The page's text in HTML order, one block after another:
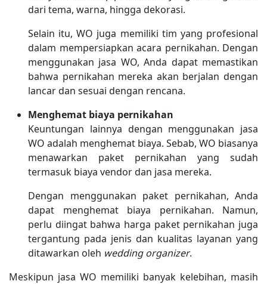
dari tema, warna, hingga dekorasi.
Selain itu, WO juga memiliki tim yang profesional
dalam mempersiapkan acara pernikahan. Dengan
menggunakan jasa WO, Anda dapat memastikan
bahwa pernikahan mereka akan berjalan dengan
lancar dan sesuai dengan rencana.
Menghemat biaya pernikahan
Keuntungan lainnya dengan menggunakan jasa
WO adalah menghemat biaya. Sebab, WO biasanya
menawarkan paket pernikahan yang sudah
termasuk biaya vendor dan jasa mereka.
Dengan menggunakan paket pernikahan, Anda
dapat menghemat biaya pernikahan. Namun,
perlu diingat bahwa harga paket pernikahan juga
tergantung pada jenis dan kualitas layanan yang
ditawarkan oleh wedding organizer.
Meskipun jasa WO memiliki banyak kelebihan, masih